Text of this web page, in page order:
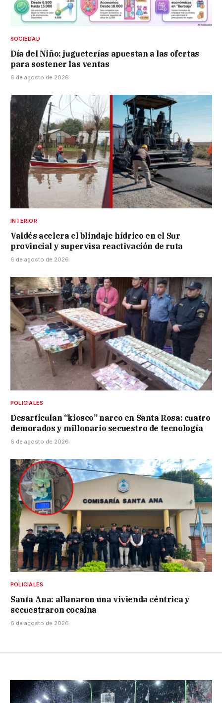
SOCIEDAD
Día del Niño: jugueterías apuestan a las ofertas
para sostener las ventas
6 de agosto de 2026
INTERIOR
Valdés acelera el blindaje hídrico en el Sur
provincial y supervisa reactivación de ruta
6 de agosto de 2026
POLICIALES
Desarticulan “kiosco” narco en Santa Rosa: cuatro
demorados y millonario secuestro de tecnología
6 de agosto de 2026
POLICIALES
Santa Ana: allanaron una vivienda céntrica y
secuestraron cocaína
6 de agosto de 2026